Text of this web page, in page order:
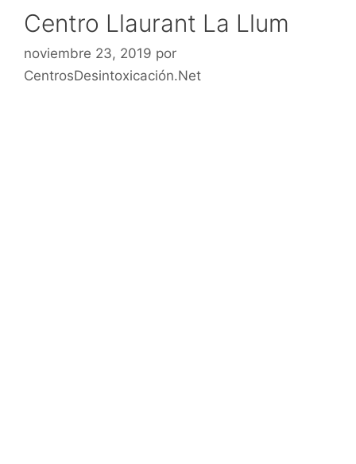
Centro Llaurant La Llum
noviembre 23, 2019 por
CentrosDesintoxicación.Net